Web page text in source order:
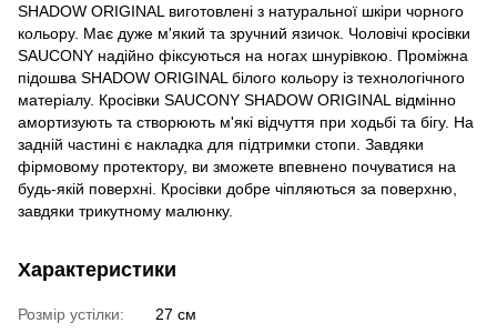
SHADOW ORIGINAL виготовлені з натуральної шкіри чорного
кольору. Має дуже м'який та зручний язичок. Чоловічі кросівки
SAUCONY надійно фіксуються на ногах шнурівкою. Проміжна
підошва SHADOW ORIGINAL білого кольору із технологічного
матеріалу. Кросівки SAUCONY SHADOW ORIGINAL відмінно
амортизують та створюють м'які відчуття при ходьбі та бігу. На
задній частині є накладка для підтримки стопи. Завдяки
фірмовому протектору, ви зможете впевнено почуватися на
будь-якій поверхні. Кросівки добре чіпляються за поверхню,
завдяки трикутному малюнку.
Характеристики
Розмір устілки:
27 см